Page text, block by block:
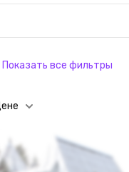
Показать все фильтры